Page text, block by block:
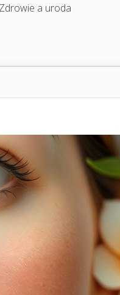
Zdrowie a uroda